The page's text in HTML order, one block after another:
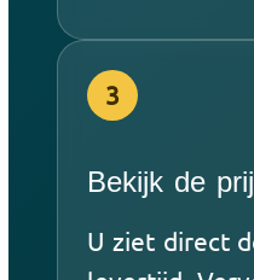
3
Bekijk de
U ziet direct